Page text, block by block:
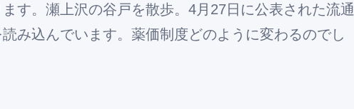
す。瀬上沢の谷戸を散歩。4月27日に公表された流通
み込んでいます。薬価制度どのように変わるのでし